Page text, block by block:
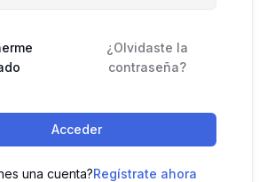
¿Olvidaste la
contraseña?
Acceder
una cuenta?Regístrate ahora